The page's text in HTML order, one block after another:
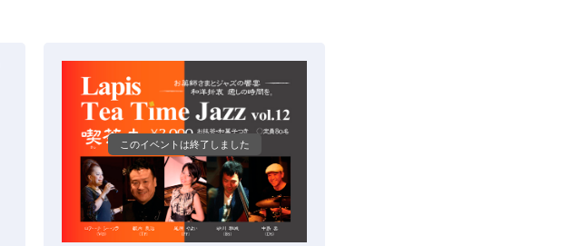
このイベントは終了しました